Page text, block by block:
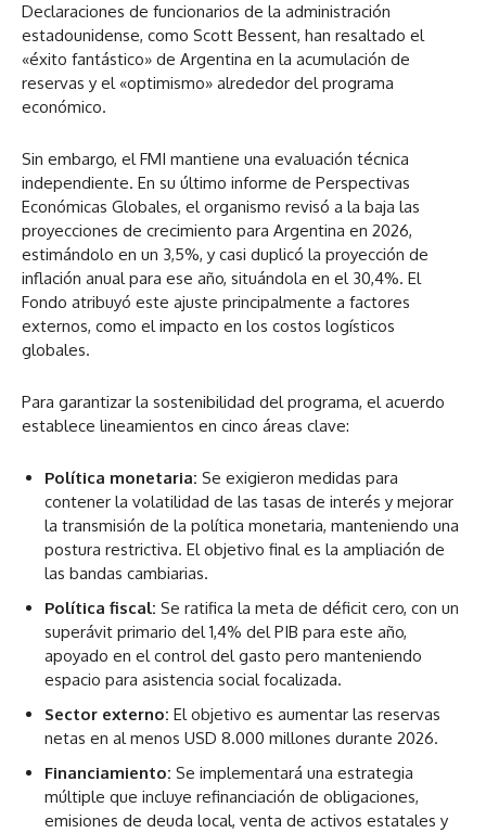
Declaraciones de funcionarios de la administración
estadounidense, como Scott Bessent, han resaltado el
«éxito fantástico» de Argentina en la acumulación de
reservas y el «optimismo» alrededor del programa
económico.
Sin embargo, el FMI mantiene una evaluación técnica
independiente. En su último informe de Perspectivas
Económicas Globales, el organismo revisó a la baja las
proyecciones de crecimiento para Argentina en 2026,
estimándolo en un 3,5%, y casi duplicó la proyección de
inflación anual para ese año, situándola en el 30,4%. El
Fondo atribuyó este ajuste principalmente a factores
externos, como el impacto en los costos logísticos
globales.
Para garantizar la sostenibilidad del programa, el acuerdo
establece lineamientos en cinco áreas clave:
Política monetaria: Se exigieron medidas para
contener la volatilidad de las tasas de interés y mejorar
la transmisión de la política monetaria, manteniendo una
postura restrictiva. El objetivo final es la ampliación de
las bandas cambiarias.
Política fiscal: Se ratifica la meta de déficit cero, con un
superávit primario del 1,4% del PIB para este año,
apoyado en el control del gasto pero manteniendo
espacio para asistencia social focalizada.
Sector externo: El objetivo es aumentar las reservas
netas en al menos USD 8.000 millones durante 2026.
Financiamiento: Se implementará una estrategia
múltiple que incluye refinanciación de obligaciones,
emisiones de deuda local, venta de activos estatales y